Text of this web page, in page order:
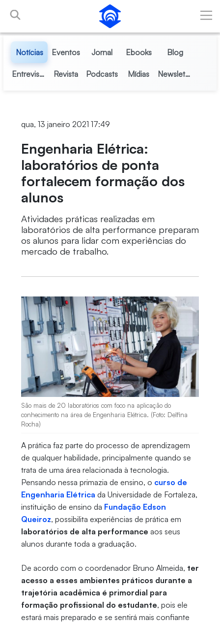
Pular para o Conteúdo principal
Notícias Eventos Jornal Ebooks Blog
Entrevistas Revista Podcasts Mídias Newsletter
qua, 13 janeiro 2021 17:49
Engenharia Elétrica:
laboratórios de ponta
fortalecem formação dos
alunos
Atividades práticas realizadas em
laboratórios de alta performance preparam
os alunos para lidar com experiências do
mercado de trabalho.
São mais de 20 laboratórios com foco na aplicação do
conhecimento na área de Engenharia Elétrica. (Foto: Delfina
Rocha)
A prática faz parte do processo de aprendizagem
de qualquer habilidade, principalmente quando se
trata de uma área relacionada à tecnologia.
Pensando nessa primazia de ensino, o curso de
Engenharia Elétrica da Universidade de Fortaleza,
instituição de ensino da Fundação Edson
Queiroz, possibilita experiências de prática em
laboratórios de alta performance aos seus
alunos durante toda a graduação.
De acordo com o coordenador Bruno Almeida, ter
acesso a esses ambientes práticos durante a
trajetória acadêmica é primordial para
formação profissional do estudante, pois ele
estará mais preparado e se sentirá mais confiante